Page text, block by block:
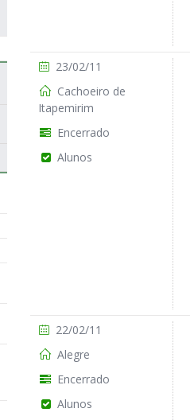
23/02/11
Cachoeiro de
Itapemirim
Encerrado
Alunos
22/02/11
Alegre
Encerrado
Alunos